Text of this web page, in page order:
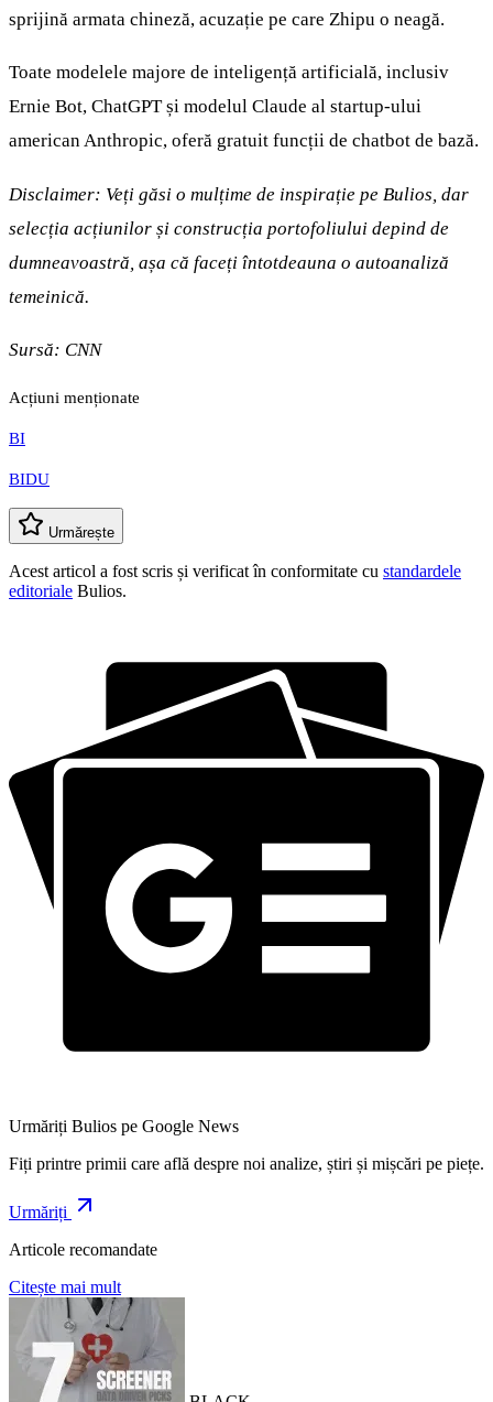
sprijină armata chineză, acuzație pe care Zhipu o neagă.
Toate modelele majore de inteligență artificială, inclusiv
Ernie Bot, ChatGPT și modelul Claude al startup-ului
american Anthropic, oferă gratuit funcții de chatbot de bază.
Disclaimer: Veți găsi o mulțime de inspirație pe Bulios, dar
selecția acțiunilor și construcția portofoliului depind de
dumneavoastră, așa că faceți întotdeauna o autoanaliză
temeinică.
Sursă: CNN
Acțiuni menționate
BI
BIDU
Urmărește
Acest articol a fost scris și verificat în conformitate cu standardele
editoriale Bulios.
Urmăriți Bulios pe Google News
Fiți printre primii care află despre noi analize, știri și mișcări pe piețe.
Urmăriți
Articole recomandate
Citește mai mult